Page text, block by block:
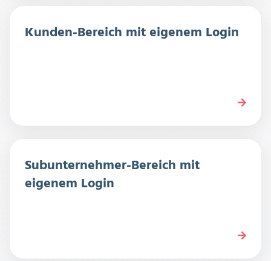
Kunden-Bereich mit eigenem Login
Subunternehmer-Bereich mit
eigenem Login